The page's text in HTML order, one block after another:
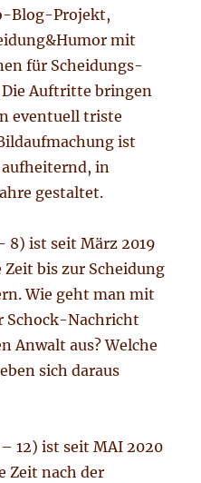
Blog-Projekt,
mit
für Scheidungs-
Auftritte bringen
eventuell triste
ist
in
gestaltet.
8) ist seit März 2019
bis zur Scheidung
Wie geht man mit
Schock-Nachricht
Anwalt aus? Welche
sich daraus
12) ist seit MAI 2020
Zeit nach der